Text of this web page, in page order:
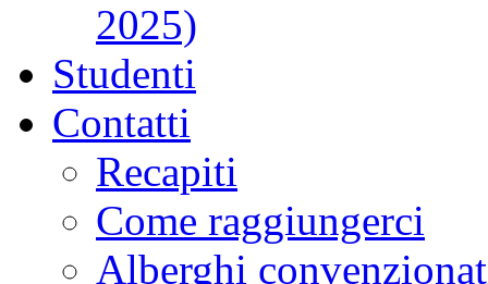
2025)
Studenti
Contatti
Recapiti
Come raggiungerci
Alberghi